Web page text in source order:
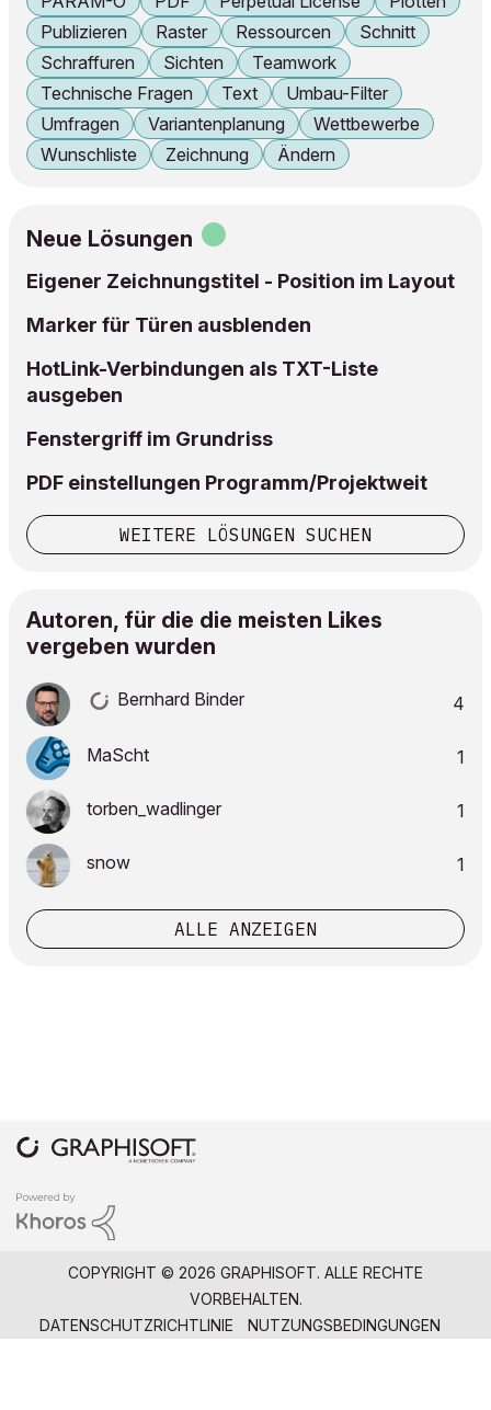
Publizieren
Raster Ressourcen
Schnitt
Schraffuren
Sichten
Teamwork
Technische Fragen
Text
Umbau-Filter
Umfragen
Variantenplanung
Wettbewerbe
Wunschliste
Zeichnung Ändern
Neue Lösungen
Eigener Zeichnungstitel - Position im Layout
Marker für Türen ausblenden
HotLink-Verbindungen als TXT-Liste
ausgeben
Fenstergriff im Grundriss
PDF einstellungen Programm/Projektweit
WEITERE LÖSUNGEN SUCHEN
Autoren, für die die meisten Likes
vergeben wurden
Bernhard Binder 4
MaScht 1
torben_wadlinger 1
snow 1
ALLE ANZEIGEN
COPYRIGHT © 2026 GRAPHISOFT. ALLE RECHTE
VORBEHALTEN.
DATENSCHUTZRICHTLINIE
NUTZUNGSBEDINGUNGEN